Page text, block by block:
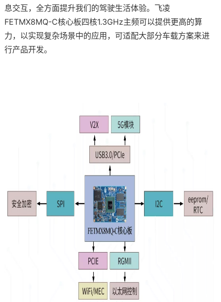
息交互，全方面提升我们的驾驶生活体验。飞凌
FETMX8MQ-C核心板四核1.3GHz主频可以提供更高的算
力，以实现复杂场景中的应用，可适配大部分车载方案来进
行产品开发。